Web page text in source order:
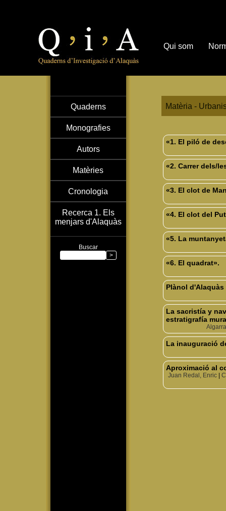
Quaderns
Monografies
Autors
Matèries
Cronologia
Recerca 1. Els
menjars d'Alaquàs
Buscar
Matèria -
«1. El piló de
«2. Carrer dels/
«3. El clot de
«4. El clot del
«5. La
«6. El quadrat».
Plànol d'Alaquàs
La sacristía y
estratigrafía
La inauguració
Aproximació al
Juan Redal, Enric|
Qui som